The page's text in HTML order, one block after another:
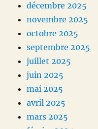
décembre 2025
novembre 2025
octobre 2025
septembre 2025
juillet 2025
juin 2025
mai 2025
avril 2025
mars 2025